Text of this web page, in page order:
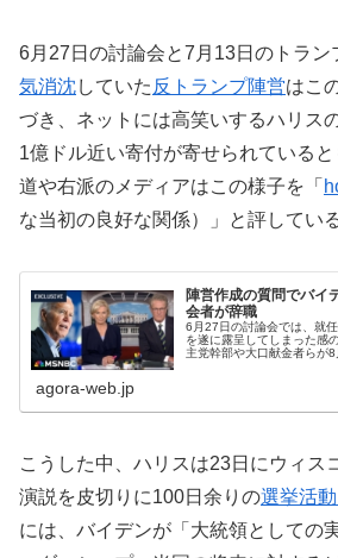
6月27日の討論会と7月13日のトラン
気消沈していた 反トランプ陣営はこ
づき、ネットには高笑いするハリス
1億ドル近い寄付が寄せられている
道や右派のメディアはこの様子を「
な当初の良好な関係）」と評している
陣営作成の質問でバイ
会者が辞職
6月27日の討論会では、就
を遂に露呈してしまった感
主党幹部や大口献金者らが
agora-web.jp
こうした中、ハリスは23日にウィス
演説を皮切りに100日余りの選挙活
には、バイデンが「大統領としての